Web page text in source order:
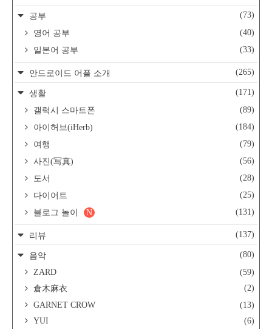
공부
(73)
영어 공부
(40)
일본어 공부
(33)
안드로이드 어플 소개 (265)
생활
(171)
갤럭시 스마트폰
(89)
아이허브(iHerb)
(184)
여행
(79)
사진(写真)
(56)
도서
(28)
다이어트
(25)
블로그 놀이
(131)
N
리뷰 (137)
음악
(80)
ZARD
(59)
倉木麻衣
(2)
GARNET CROW
(13)
YUI
(6)